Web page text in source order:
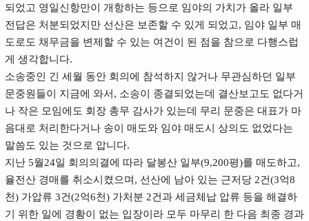
되었고 영일신항만이 개항하는 등으로 임야의 가치가 올라 일부
전답은 처분되었지만 선산은 보존할 수 있게 되었고, 임야 일부 매
도로도 채무금을 변제할 수 있는 여건이 된 점을 참으로 다행스럽
게 생각합니다.
소송중인 긴 세월 동안 회의에 참석하지 않거나 무관심하던 일부
문중원들이 지금에 와서, 소송이 종결되었는데 결산보고도 없다거
나 작은 모임에도 회장 총무 감사가 있는데 무리 문중은 대표가 마
음대로 처리한다거나 송이 매도와 임야 매도시 상의도 없었다는
말씀도 있는 것으로 압니다.
지난 5월24일 회의의결에 따라 달봉산 일부(9,200평)를 매도하고,
율전산 경매를 취소시켰으며, 선산에 남아 있는 근저당 2건(3억8
천) 가압류 3건(2억6천) 가처분 2건과 세금체납 압류 등을 해결하
기 위한 일에 경황이 없는 입장이라 모두 마무리 한 다음 최종 경과